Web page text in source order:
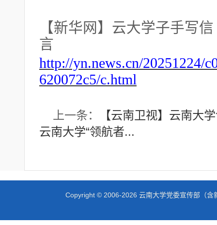
【新华网 】云大学子手写信
言
http://yn.news.cn/20251224/
620072c5/c.html
上一条：
【云南卫视】云南大
云南大学“领航者...
Copyright © 2006-2026 云南大学党委宣传部（含